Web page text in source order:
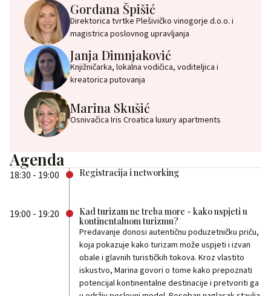
Gordana Špišić
Direktorica tvrtke Plešivičko vinogorje d.o.o. i
magistrica poslovnog upravljanja
Janja Dimnjaković
Knjižničarka, lokalna vodičica, voditeljica i
kreatorica putovanja
Marina Skušić
Osnivačica Iris Croatica luxury apartments
Agenda
18:30 - 19:00 Registracija i networking
19:00 - 19:20
Kad turizam ne treba more - kako uspjeti u
kontinentalnom turizmu?
Predavanje donosi autentičnu poduzetničku priču,
koja pokazuje kako turizam može uspjeti i izvan
obale i glavnih turističkih tokova. Kroz vlastito
iskustvo, Marina govori o tome kako prepoznati
potencijal kontinentalne destinacije i pretvoriti ga